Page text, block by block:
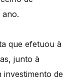
ano.
que efetuou à
junto à
de